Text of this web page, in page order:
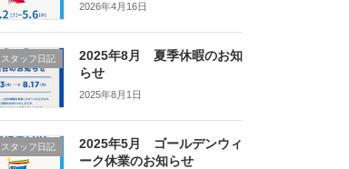
2026年4月16日
スタッフ日記
2025年8月 夏季休暇のお知
らせ
2025年8月1日
スタッフ日記
2025年5月 ゴールデンウィ
ーク休業のお知らせ